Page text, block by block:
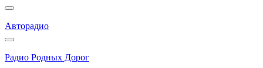
Авторадио
Радио Родных Дорог